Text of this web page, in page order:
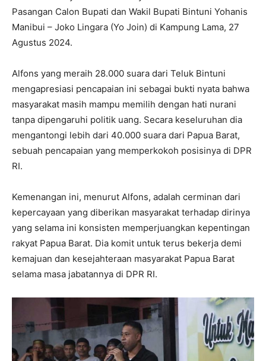
Pasangan Calon Bupati dan Wakil Bupati Bintuni Yohanis
Manibui – Joko Lingara (Yo Join) di Kampung Lama, 27
Agustus 2024.
Alfons yang meraih 28.000 suara dari Teluk Bintuni
mengapresiasi pencapaian ini sebagai bukti nyata bahwa
masyarakat masih mampu memilih dengan hati nurani
tanpa dipengaruhi politik uang. Secara keseluruhan dia
mengantongi lebih dari 40.000 suara dari Papua Barat,
sebuah pencapaian yang memperkokoh posisinya di DPR
RI.
Kemenangan ini, menurut Alfons, adalah cerminan dari
kepercayaan yang diberikan masyarakat terhadap dirinya
yang selama ini konsisten memperjuangkan kepentingan
rakyat Papua Barat. Dia komit untuk terus bekerja demi
kemajuan dan kesejahteraan masyarakat Papua Barat
selama masa jabatannya di DPR RI.